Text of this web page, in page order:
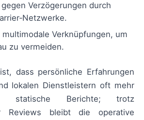
Verzögerungen durch
Verknüpfungen, um
zu vermeiden.
dass persönliche Erfahrungen
lokalen Dienstleistern oft mehr
statische Berichte; trotz
Reviews bleibt die operative